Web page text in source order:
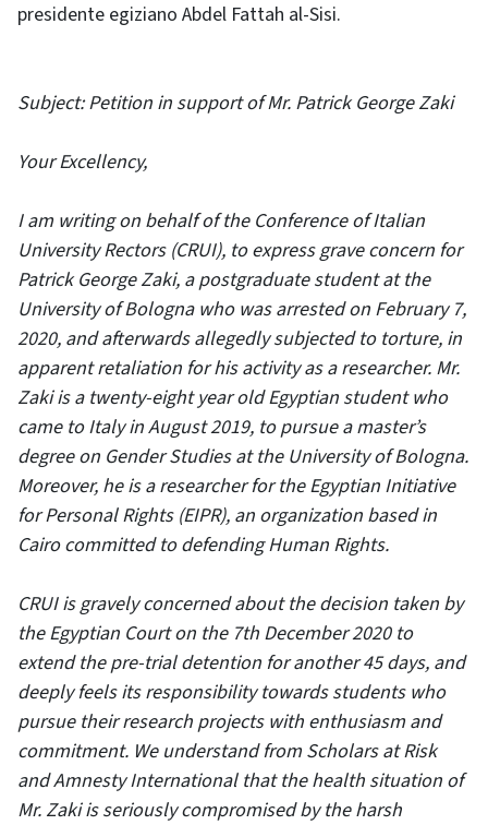
presidente egiziano Abdel Fattah al-Sisi.
Subject: Petition in support of Mr. Patrick George Zaki
Your Excellency,
I am writing on behalf of the Conference of Italian
University Rectors (CRUI), to express grave concern for
Patrick George Zaki, a postgraduate student at the
University of Bologna who was arrested on February 7,
2020, and afterwards allegedly subjected to torture, in
apparent retaliation for his activity as a researcher. Mr.
Zaki is a twenty-eight year old Egyptian student who
came to Italy in August 2019, to pursue a master’s
degree on Gender Studies at the University of Bologna.
Moreover, he is a researcher for the Egyptian Initiative
for Personal Rights (EIPR), an organization based in
Cairo committed to defending Human Rights.
CRUI is gravely concerned about the decision taken by
the Egyptian Court on the 7th December 2020 to
extend the pre-trial detention for another 45 days, and
deeply feels its responsibility towards students who
pursue their research projects with enthusiasm and
commitment. We understand from Scholars at Risk
and Amnesty International that the health situation of
Mr. Zaki is seriously compromised by the harsh